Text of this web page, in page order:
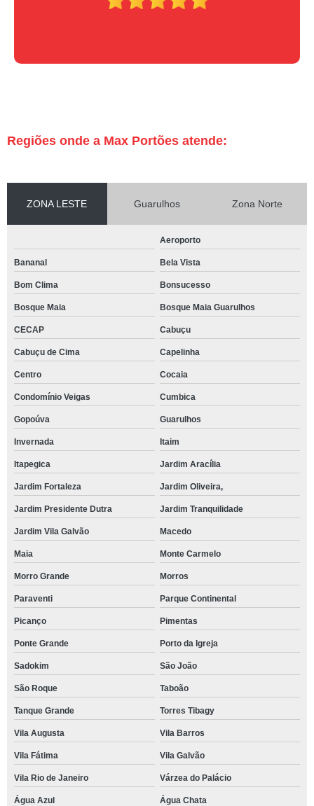
Regiões onde a Max Portões atende:
ZONA LESTE Guarulhos Zona Norte
Aeroporto
Bananal Bela Vista
Bom Clima Bonsucesso
Bosque Maia Bosque Maia Guarulhos
CECAP Cabuçu
Cabuçu de Cima Capelinha
Centro Cocaia
Condomínio Veigas Cumbica
Gopoúva Guarulhos
Invernada Itaim
Itapegica Jardim Aracília
Jardim Fortaleza Jardim Oliveira,
Jardim Presidente Dutra Jardim Tranquilidade
Jardim Vila Galvão Macedo
Maia Monte Carmelo
Morro Grande Morros
Paraventi Parque Continental
Picanço Pimentas
Ponte Grande Porto da Igreja
Sadokim São João
São Roque Taboão
Tanque Grande Torres Tibagy
Vila Augusta Vila Barros
Vila Fátima Vila Galvão
Vila Rio de Janeiro Várzea do Palácio
Água Azul
Água Chata